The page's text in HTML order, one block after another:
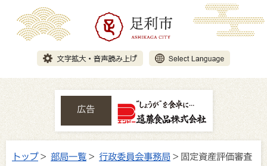
広告
トップ> 部局一覧 > 行政委員会事務局 > 固定資産評価審査